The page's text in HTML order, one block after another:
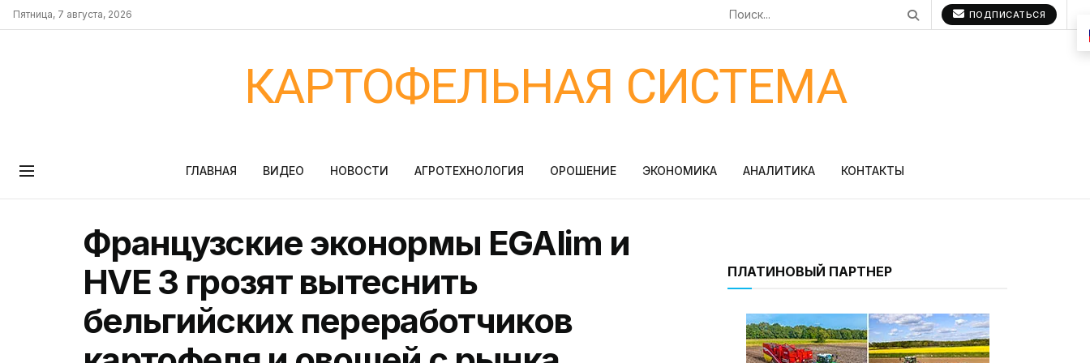
Пятница, 7 августа, 2026 ПОДПИСАТЬСЯ
КАРТОФЕЛЬНАЯ СИСТЕМА
ГЛАВНАЯ ВИДЕО НОВОСТИ АГРОТЕХНОЛОГИЯ ОРОШЕНИЕ ЭКОНОМИКА АНАЛИТИКА КОНТАКТЫ
Французские эконормы EGAlim и
HVE 3 грозят вытеснить
бельгийских переработчиков
ПЛАТИНОВЫЙ ПАРТНЕР